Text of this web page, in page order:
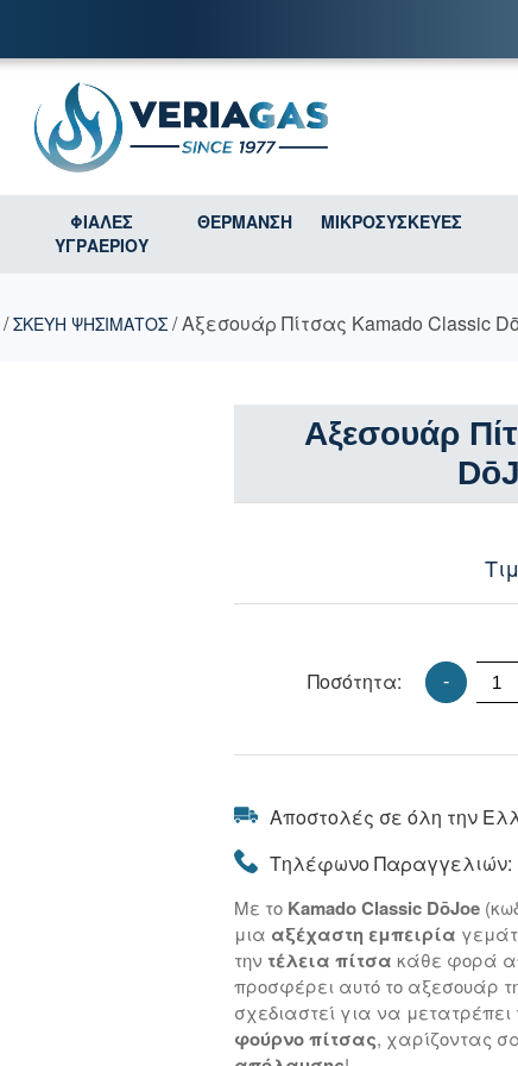
ΦΙΑΛΕΣ
ΥΓΡΑΕΡΙΟΥ
ΘΕΡΜΑΝΣΗ ΜΙΚΡΟΣΥΣΚΕΥΕΣ
/ΣΚΕΥΗ ΨΗΣΙΜΑΤΟΣ / Αξεσουάρ Πίτσας Kamado Classic
Αξεσουάρ
Ποσότητα: -
Αποστολές σε όλη την
Τηλέφωνο Παραγγελιών:
Με το Kamado Classic DōJoe
μια αξέχαστη εμπειρία
την τέλεια πίτσα κάθε φορά
προσφέρει αυτό το αξεσουάρ
σχεδιαστεί για να
φούρνο πίτσας, χαρίζοντας